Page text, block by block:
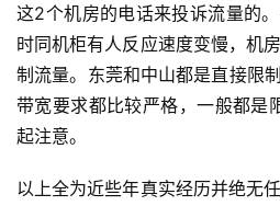
这2个机房的电话来投诉流量的
时同机柜有人反应速度变慢，机
制流量。东莞和中山都是直接限
带宽要求都比较严格，一般都是
起注意。
以上全为近些年真实经历并绝无